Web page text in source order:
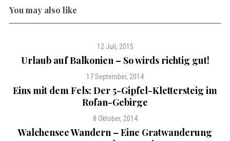
You may also like
12 Juli, 2015
Urlaub auf Balkonien – So wirds richtig gut!
17 September, 2014
Eins mit dem Fels: Der 5-Gipfel-Klettersteig im
Rofan-Gebirge
8 Oktober, 2014
Walchensee Wandern – Eine Gratwanderung